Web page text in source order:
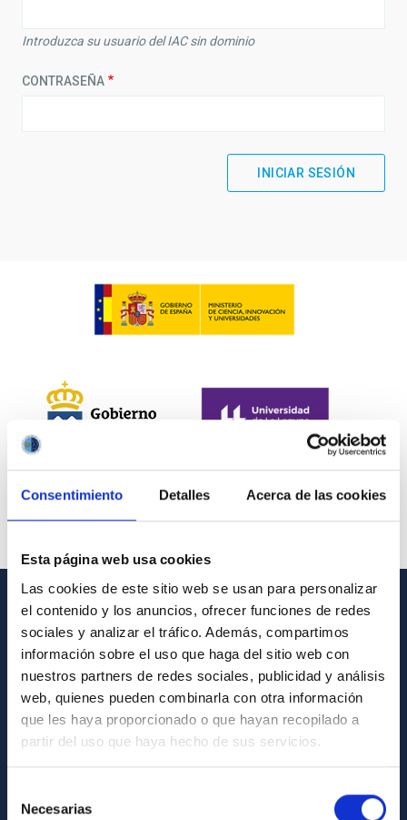
Consentimiento Detalles Acerca de las cookies
Esta página web usa cookies
Las cookies de este sitio web se usan para personalizar
el contenido y los anuncios, ofrecer funciones de redes
sociales y analizar el tráfico. Además, compartimos
información sobre el uso que haga del sitio web con
nuestros partners de redes sociales, publicidad y análisis
web, quienes pueden combinarla con otra información
que les haya proporcionado o que hayan recopilado a
partir del uso que haya hecho de sus servicios.
Necesarias
Introduzca su usuario del IAC sin dominio
CONTRASEÑA
INFORMACIÓN GENERAL
Contacto
Cómo llegar al IAC
Directorio de personal
Biblioteca